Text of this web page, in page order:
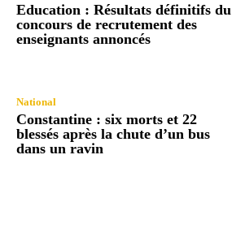
Education : Résultats définitifs du
concours de recrutement des
enseignants annoncés
National
Constantine : six morts et 22
blessés après la chute d’un bus
dans un ravin